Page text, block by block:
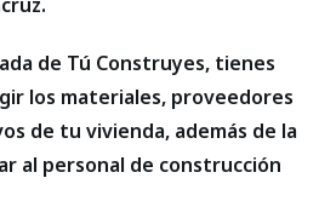
de Tú Construyes, tienes
los materiales, proveedores
de tu vivienda, además de la
al personal de construcción